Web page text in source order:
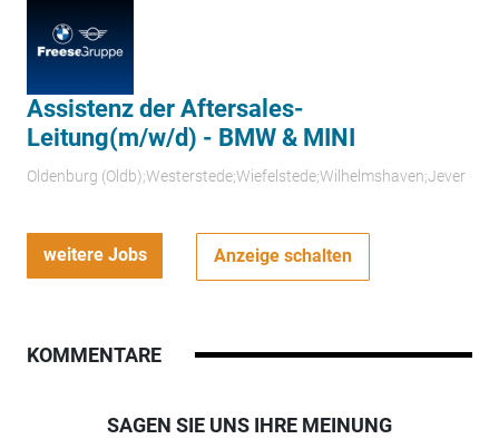
Assistenz der Aftersales-
Leitung(m/w/d) - BMW & MINI
Oldenburg (Oldb);Westerstede;Wiefelstede;Wilhelmshaven;Jever
weitere Jobs Anzeige schalten
KOMMENTARE
SAGEN SIE UNS IHRE MEINUNG